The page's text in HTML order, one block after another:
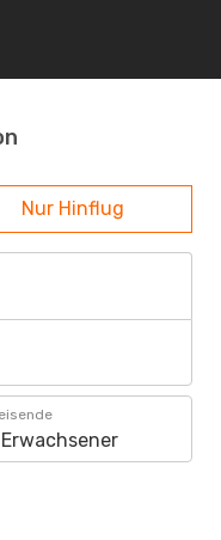
Nur Hinflug
Erwachsener